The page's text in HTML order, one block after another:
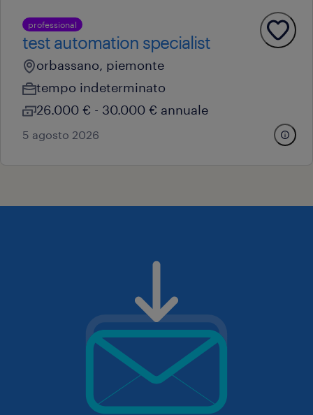
professional
test automation specialist
orbassano, piemonte
tempo indeterminato
26.000 € - 30.000 € annuale
5 agosto 2026